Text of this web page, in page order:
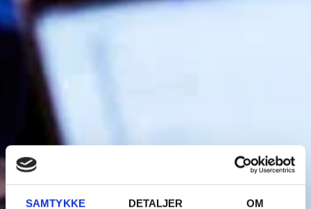
SAMTYKKE DETALJER OM
Alt det praktiske